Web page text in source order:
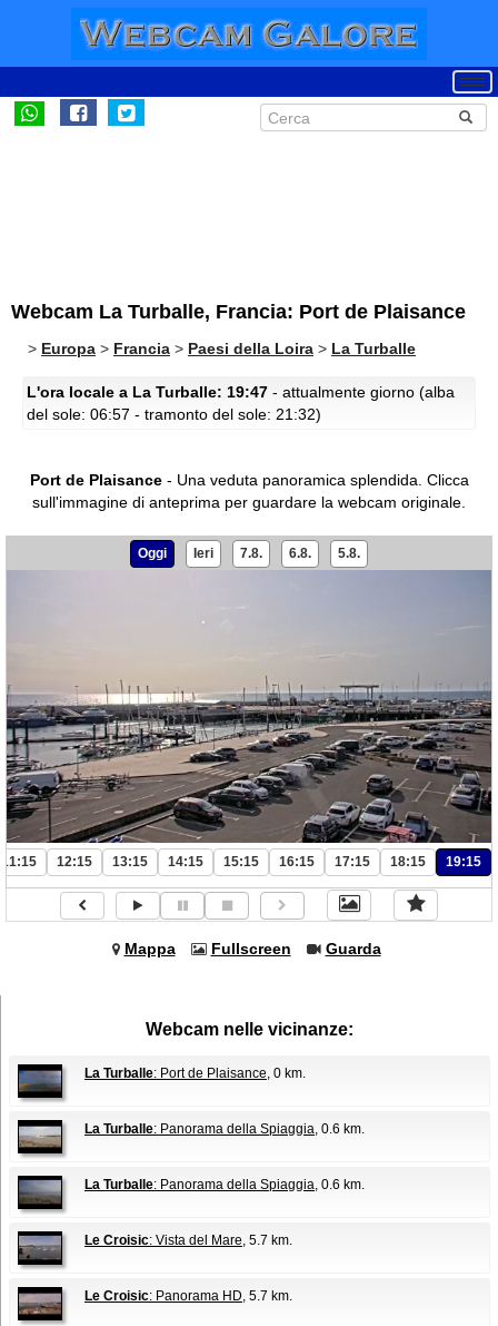
Webcam La Turballe, Francia: Port de Plaisance
> Europa > Francia > Paesi della Loira > La Turballe
L'ora locale a La Turballe: 19:47 - attualmente giorno (alba
del sole: 06:57 - tramonto del sole: 21:32)
Port de Plaisance- Una veduta panoramica splendida. Clicca
sull'immagine di anteprima per guardare la webcam originale.
Oggi Ieri 7.8. 6.8. 5.8.
11:15 12:15 13:15 14:15 15:15 16:15 17:15 18:15 19:15
Mappa Fullscreen Guarda
Webcam nelle vicinanze:
La Turballe: Port de Plaisance, 0 km.
La Turballe: Panorama della Spiaggia, 0.6 km.
La Turballe: Panorama della Spiaggia, 0.6 km.
Le Croisic: Vista del Mare, 5.7 km.
Le Croisic: Panorama HD, 5.7 km.